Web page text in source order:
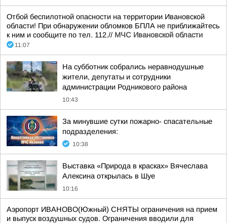
Отбой беспилотной опасности на территории Ивановской
области! При обнаружении обломков БПЛА не приближайтесь
к ним и сообщите по тел. 112.// МЧС Ивановской области
11:07
На субботник собрались неравнодушные
жители, депутаты и сотрудники
администрации Родникового района
10:43
За минувшие сутки пожарно- спасательные
подразделения:
10:38
Выставка «Природа в красках» Вячеслава
Алексина открылась в Шуе
10:16
Аэропорт ИВАНОВО(Южный) СНЯТЫ ограничения на прием
и выпуск воздушных судов. Ограничения вводили для